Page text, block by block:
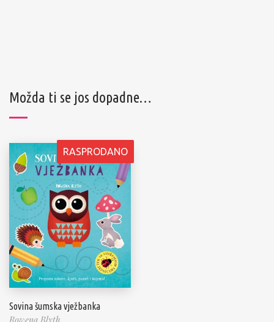
Možda ti se jos dopadne…
RASPRODANO
Sovina šumska vježbanka